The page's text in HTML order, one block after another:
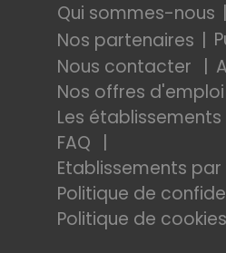
Qui sommes-nous
Nos partenaires
Nous contacter
Nos offres d'emploi
Les établissements
FAQ
Etablissements
Politique de
Politique de cookies